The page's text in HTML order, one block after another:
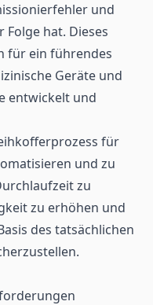
und
hat. Dieses
für ein führendes
Geräte und
entwickelt und
für
und zu
zu
zu erhöhen und
des tatsächlichen